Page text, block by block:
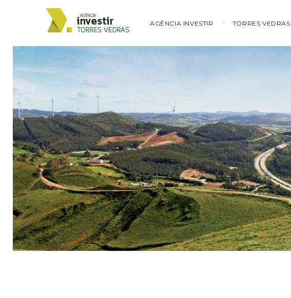
AGÊNCIA INVESTIR TORRES VEDRAS